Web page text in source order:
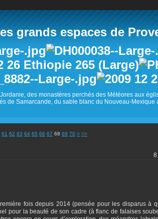
grands espaces de
des monastères perchés des Météores aux
de Samarcande, du sable blanc du Nouveau-Mexique
61 62 63 64 65 66 67 68 69 70 80
90
100
200
> >>
8
fois depuis 2014 (pensée pour les disparus à
pour la beauté de son cadre (à flanc de falaises